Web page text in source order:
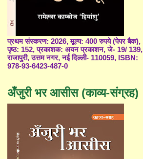
प्रथम संस्करण: 2026, मूल्य: 400 रुपये (पेपर बैक),
पृष्ठ: 152, प्रकाशक: अयन प्रकाशन, जे- 19/ 139,
राजापुरी, उत्तम नगर, नई दिल्ली- 110059, ISBN:
978-93-6423-487-0
अँजुरी भर आसीस (काव्य-संग्रह)